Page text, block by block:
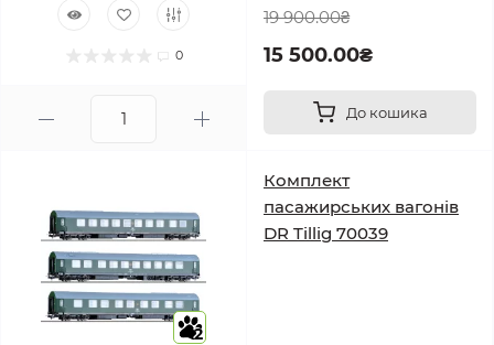
0
19 900.00₴
15 500.00₴
До кошика
2
Комплект
пасажирських вагонів
DR Tillig 70039